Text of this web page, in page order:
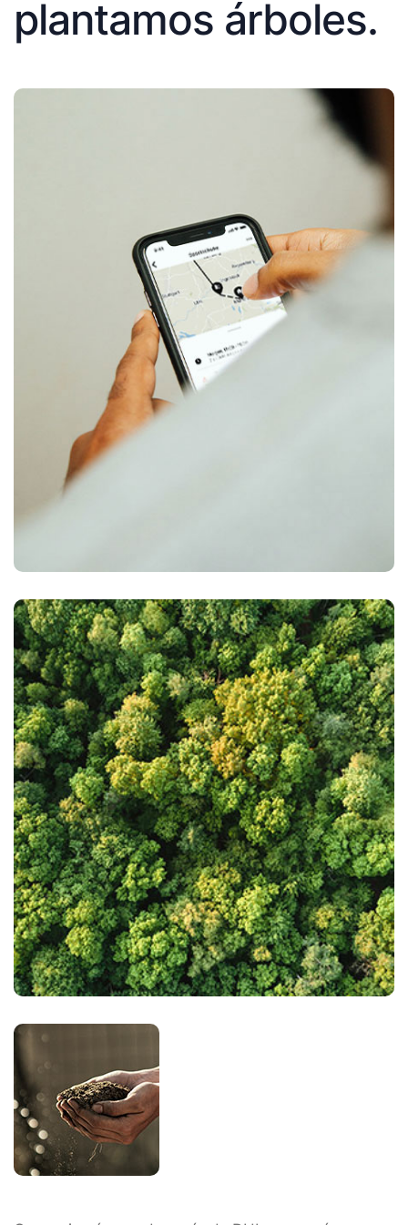
plantamos árboles.